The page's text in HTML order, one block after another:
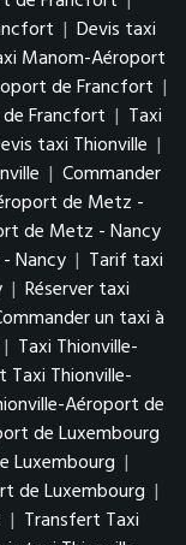
| Devis taxi
Manom-Aéroport
de Francfort |
Francfort | Taxi
taxi Thionville |
| Commander
de Metz -
de Metz - Nancy
Nancy | Tarif taxi
| Réserver taxi
un taxi à
| Taxi Thionville-
Taxi Thionville-
Aéroport de
de Luxembourg
Luxembourg |
de Luxembourg |
| Transfert Taxi